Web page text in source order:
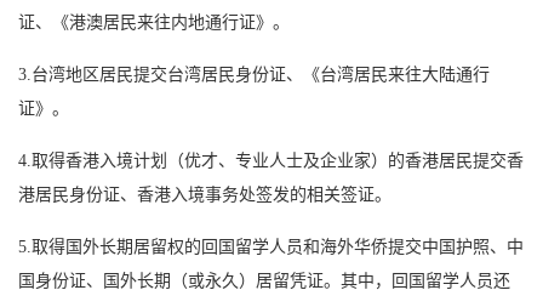
证、《港澳居民来往内地通行证》。
3.台湾地区居民提交台湾居民身份证、《台湾居民来往大陆通行
证》。
4.取得香港入境计划（优才、专业人士及企业家）的香港居民提交香
港居民身份证、香港入境事务处签发的相关签证。
5.取得国外长期居留权的回国留学人员和海外华侨提交中国护照、中
国身份证、国外长期（或永久）居留凭证。其中，回国留学人员还